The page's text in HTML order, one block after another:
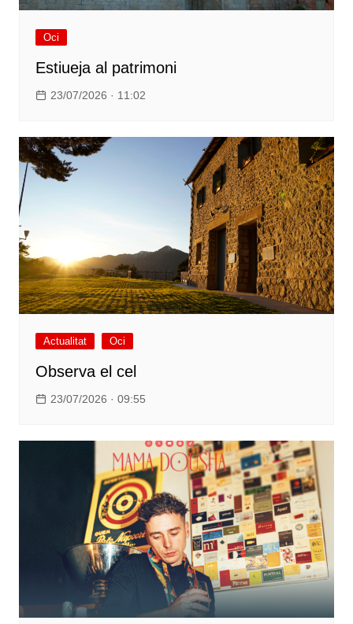
Oci
Estiueja al patrimoni
23/07/2026 · 11:02
Actualitat Oci
Observa el cel
23/07/2026 · 09:55